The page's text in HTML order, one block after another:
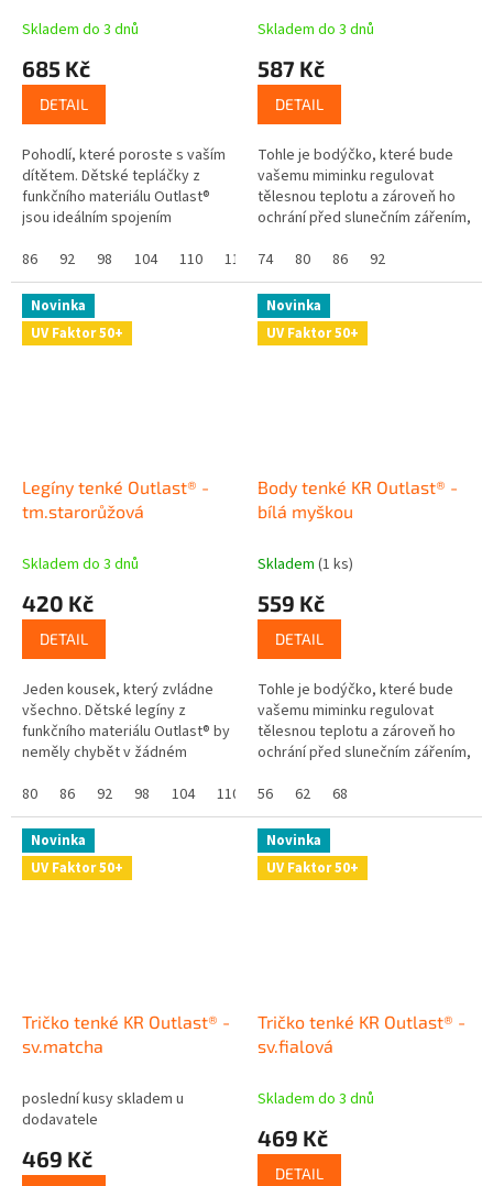
Skladem do 3 dnů
685 Kč
DETAIL
Pohodlí, které poroste s vaším
dítětem. Dětské tepláčky z
funkčního materiálu Outlast®
jsou ideálním spojením
technologie. Bavlněný úplet s...
86 92 98 104 110 116 122 128
Skladem do 3 dnů
587 Kč
DETAIL
Tohle je bodýčko, které bude
vašemu miminku regulovat
tělesnou teplotu a zároveň ho
ochrání před slunečním zářením,
UPF 50+. Skvělé že? Navíc se...
74 80 86 92
Novinka
UV Faktor 50+
Legíny tenké Outlast® -
tm.starorůžová
Skladem do 3 dnů
420 Kč
DETAIL
Jeden kousek, který zvládne
všechno. Dětské legíny z
funkčního materiálu Outlast® by
neměly chybět v žádném
školky, pod šaty i na ven -
prostě...
80 86 92 98 104 110 116 122
Novinka
UV Faktor 50+
Body tenké KR Outlast® -
bílá myškou
Skladem (1 ks)
559 Kč
DETAIL
Tohle je bodýčko, které bude
vašemu miminku regulovat
tělesnou teplotu a zároveň ho
ochrání před slunečním zářením,
UPF 50+. Skvělé že? Navíc se...
56 62 68
Novinka
UV Faktor 50+
Tričko tenké KR Outlast® -
sv.matcha
poslední kusy skladem u
dodavatele
469 Kč
Novinka
UV Faktor 50+
Tričko tenké KR Outlast® -
sv.fialová
Skladem do 3 dnů
469 Kč
DETAIL